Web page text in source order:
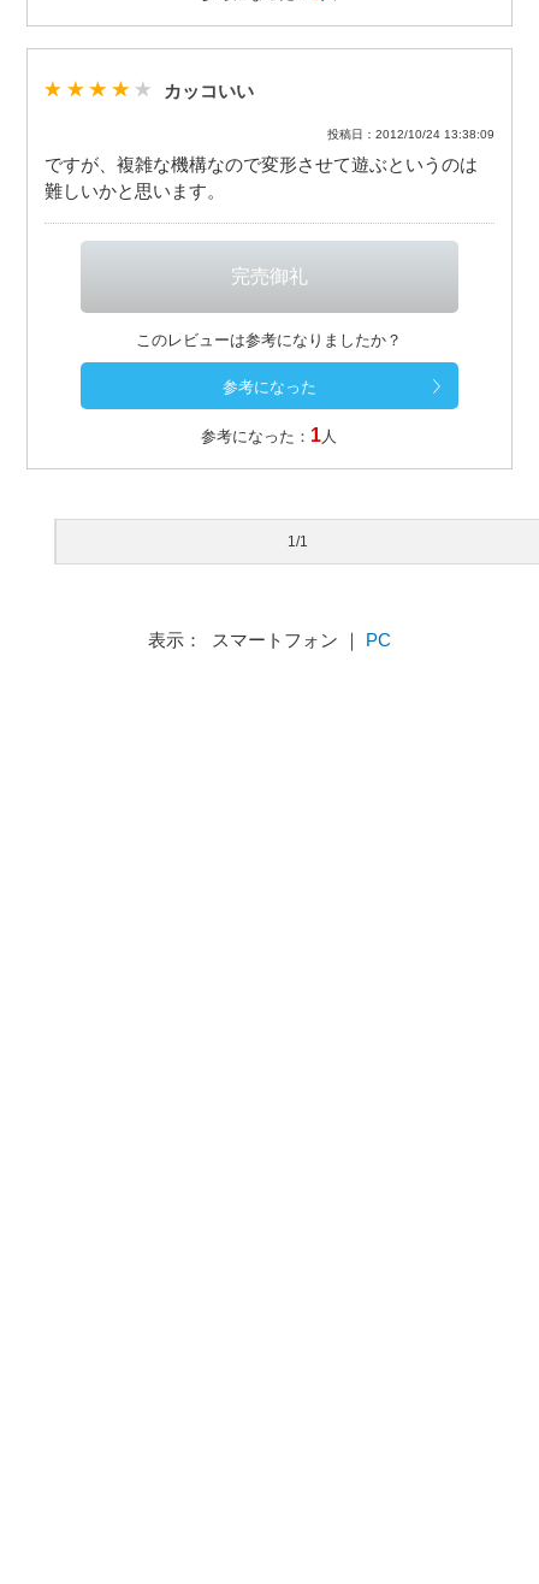
カッコいい
投稿日：2012/10/24 13:38:09
ですが、複雑な機構なので変形させて遊ぶというのは
難しいかと思います。
このレビューは参考になりましたか？
参考になった： 1 人
1/1
表示： スマートフォン ｜ PC